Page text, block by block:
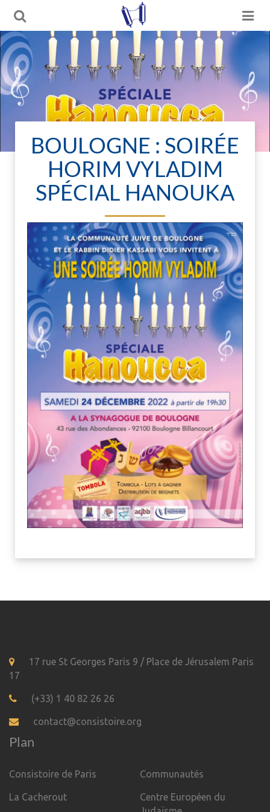
BOULOGNE : SOIRÉE
HORIM VYLADIM
SPÉCIAL HANOUKA
17 rue St Georges Paris 9 / Place de Jérusalem Paris
17
(+33) 1 40 82 26 26
contact@consistoire.org
Plan
Consistoire de Paris
La Cacherout
Communautés
Centre Européen du